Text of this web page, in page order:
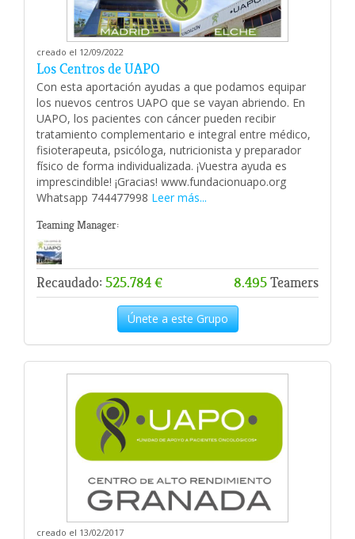
creado el 12/09/2022
Los Centros de UAPO
Con esta aportación ayudas a que podamos equipar
los nuevos centros UAPO que se vayan abriendo. En
UAPO, los pacientes con cáncer pueden recibir
tratamiento complementario e integral entre médico,
fisioterapeuta, psicóloga, nutricionista y preparador
físico de forma individualizada. ¡Vuestra ayuda es
imprescindible! ¡Gracias! www.fundacionuapo.org
Whatsapp 744477998 Leer más...
Teaming Manager:
Recaudado: 525.784 € 8.495Teamers
Únete a este Grupo
creado el 13/02/2017